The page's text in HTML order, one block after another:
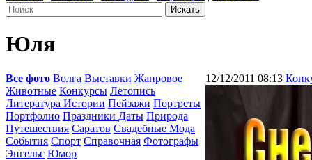
Юля
Все фото Волга Выставки Жанровое
Животные Конкурсы Летопись
Литература Истории Пейзажи Портреты
Портфолио Праздники Даты Природа
Путешествия Саратов Свадебные Мода
События Спорт Справочная Фотографы
Энгельс Юмор
12/12/2011 08:13